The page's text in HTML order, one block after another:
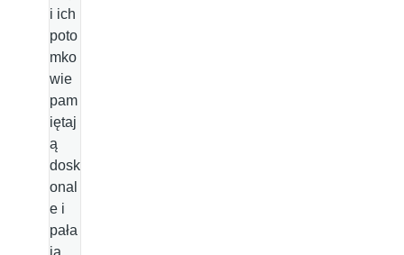
i ich
poto
mko
wie
pam
iętaj
ą
dosk
onal
e i
pała